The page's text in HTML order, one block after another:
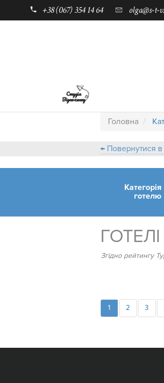
+38 (067) 354 14 64 olga@s-t-
Головна
← Повернутися
Категорія
готелю
ГОТЕЛІ
Згідно рейтингу
1 2 3